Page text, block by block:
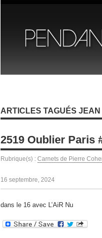
ARTICLES TAGUÉS
2519 Oublier Paris
Rubrique(s) : Carnets de Pierre
16 septembre, 2024
dans le 16 avec L’AiR Nu